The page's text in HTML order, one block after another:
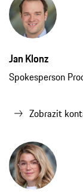
Zobrazit
Lena Rachor
Zobrazit